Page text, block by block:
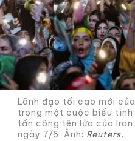
Lãnh đạo tối cao mới
trong một cuộc biểu tình
tấn công tên lửa của
ngày 7/6. Ảnh: Reuters.